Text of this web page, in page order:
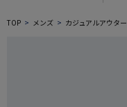
TOP メンズ カジュアルアウター